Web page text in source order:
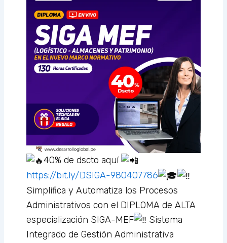
40% de dscto aquí
https://bit.ly/DSIGA-980407786
Simplifica y Automatiza los Procesos
Administrativos con el DIPLOMA de ALTA
especialización SIGA-MEF
Sistema
Integrado de Gestión Administrativa